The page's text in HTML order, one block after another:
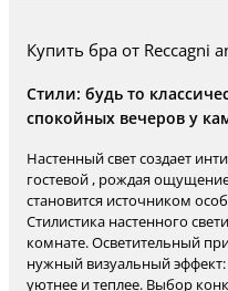
Купить бра от
Стили: будь то
спокойных вечеров у
Настенный свет создает
гостевой , рождая
становится источником
Стилистика настенного
комнате. Осветительный
нужный визуальный
уютнее и теплее. Выбор